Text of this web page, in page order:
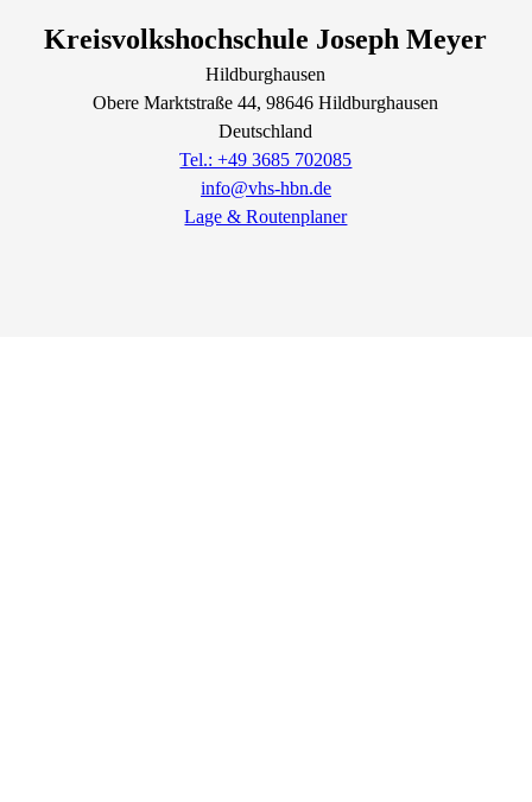
Kreisvolkshochschule Joseph Meyer
Hildburghausen
Obere Marktstraße 44, 98646Hildburghausen
Deutschland
Tel.: +49 3685 702085
info@vhs-hbn.de
Lage & Routenplaner